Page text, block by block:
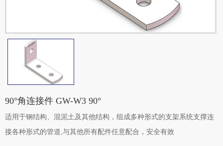
90°角连接件 GW-W3 90°
适用于钢结构、混泥土及其他结构，组成多种形式的支架系统支撑连
接各种形式的管道,与其他所有配件任意配合，安全有效